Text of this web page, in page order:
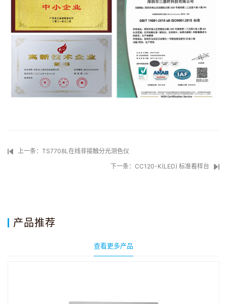
上一条：TS7708L在线非接触分光测色仪
下一条：CC120-K(LED) 标准看样台
产品推荐
查看更多产品